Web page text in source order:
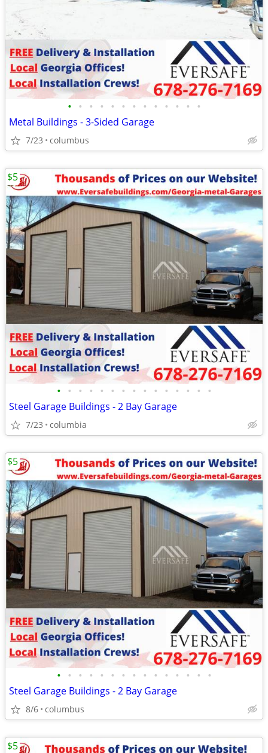
• • • • • • • • • • • • •
Metal Buildings - 3-Sided Garage
7/23 columbus
• • • • • • • • • • • • • • •
Steel Garage Buildings - 2 Bay Garage
7/23 columbia
$5
• • • • • • • • • • • • • • •
Steel Garage Buildings - 2 Bay Garage
8/6 columbus
$5
$5